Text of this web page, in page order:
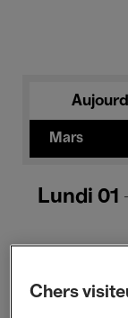
Mars
Lundi
Chers